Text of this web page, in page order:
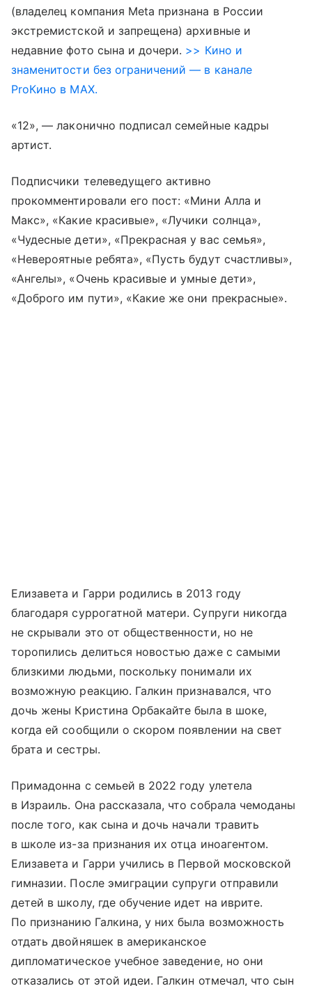
(владелец компания Meta признана в России
экстремистской и запрещена) архивные и
недавние фото сына и дочери. >> Кино и
знаменитости без ограничений — в канале
ProКино в MAX.
«12», — лаконично подписал семейные кадры
артист.
Подписчики телеведущего активно
прокомментировали его пост: «Мини Алла и
Макс», «Какие красивые», «Лучики солнца»,
«Чудесные дети», «Прекрасная у вас семья»,
«Невероятные ребята», «Пусть будут счастливы»,
«Ангелы», «Очень красивые и умные дети»,
«Доброго им пути», «Какие же они прекрасные».
Елизавета и Гарри родились в 2013 году
благодаря суррогатной матери. Супруги никогда
не скрывали это от общественности, но не
торопились делиться новостью даже с самыми
близкими людьми, поскольку понимали их
возможную реакцию. Галкин признавался, что
дочь жены Кристина Орбакайте была в шоке,
когда ей сообщили о скором появлении на свет
брата и сестры.
Примадонна с семьей в 2022 году улетела
в Израиль. Она рассказала, что собрала чемоданы
после того, как сына и дочь начали травить
в школе из-за признания их отца иноагентом.
Елизавета и Гарри учились в Первой московской
гимназии. После эмиграции супруги отправили
детей в школу, где обучение идет на иврите.
По признанию Галкина, у них была возможность
отдать двойняшек в американское
дипломатическое учебное заведение, но они
отказались от этой идеи. Галкин отмечал, что сын